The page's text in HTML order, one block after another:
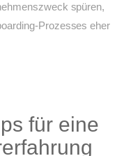
spüren,
Prozesses eher
für eine